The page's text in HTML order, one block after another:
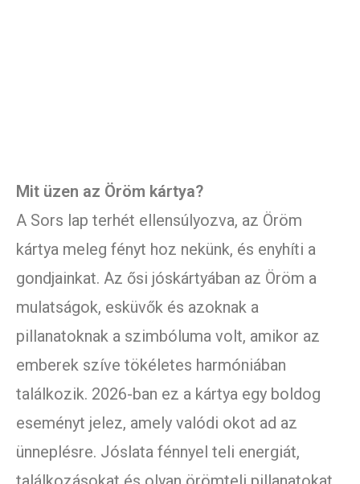
Mit üzen az Öröm kártya?
A Sors lap terhét ellensúlyozva, az Öröm
kártya meleg fényt hoz nekünk, és enyhíti a
gondjainkat. Az ősi jóskártyában az Öröm a
mulatságok, esküvők és azoknak a
pillanatoknak a szimbóluma volt, amikor az
emberek szíve tökéletes harmóniában
találkozik. 2026-ban ez a kártya egy boldog
eseményt jelez, amely valódi okot ad az
ünneplésre. Jóslata fénnyel teli energiát,